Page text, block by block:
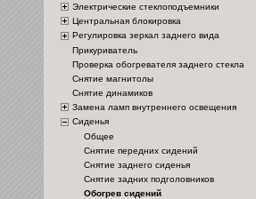
Электрические стеклоподъемники
Центральная блокировка
Регулировка зеркал заднего вида
Прикуриватель
Проверка обогревателя заднего стекла
Снятие магнитолы
Снятие динамиков
Замена ламп внутреннего освещения
Сиденья
Общее
Снятие передних сидений
Снятие заднего сиденья
Снятие задних подголовников
Обогрев сидений